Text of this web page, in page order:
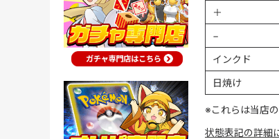
＋
−
インクド
日焼け
※これらは当店
状態表記の詳細